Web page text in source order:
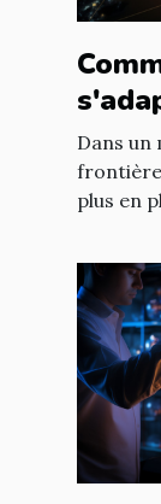
en
Dans un
plus en